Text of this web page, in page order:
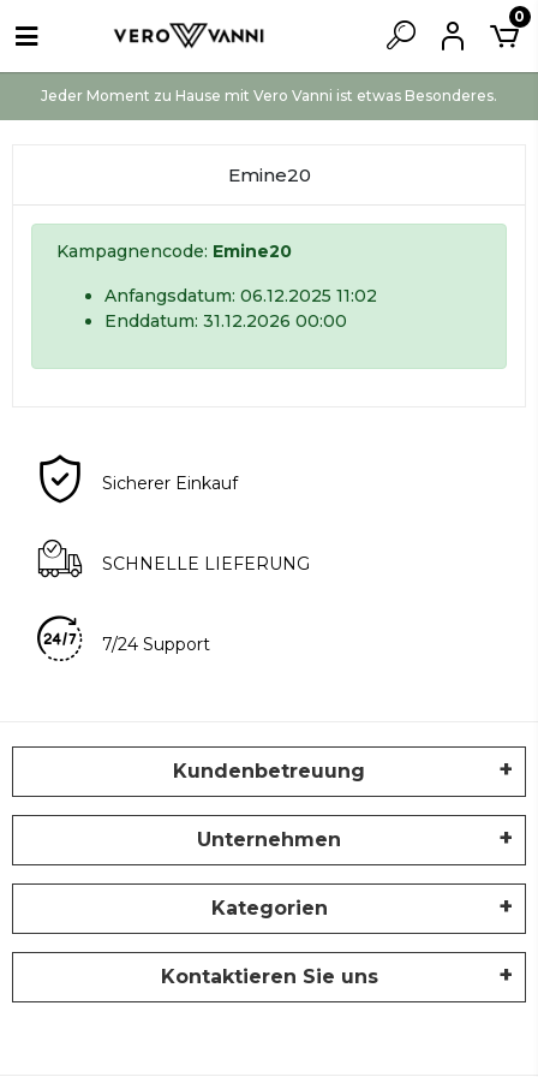
Jeder Moment zu Hause mit Vero Vanni ist etwas Besonderes.
0
Emine20
Kampagnencode: Emine20
Anfangsdatum: 06.12.2025 11:02
Enddatum: 31.12.2026 00:00
Sicherer Einkauf
SCHNELLE LIEFERUNG
7/24 Support
Kundenbetreuung
Unternehmen
Kategorien
Kontaktieren Sie uns